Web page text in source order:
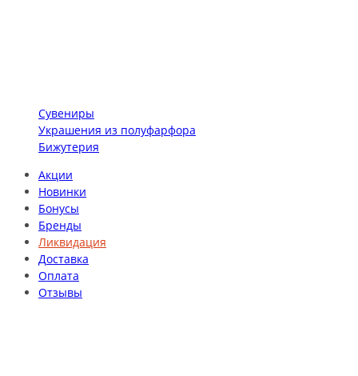
Сувениры
Украшения из полуфарфора
Бижутерия
Акции
Новинки
Бонусы
Бренды
Ликвидация
Доставка
Оплата
Отзывы